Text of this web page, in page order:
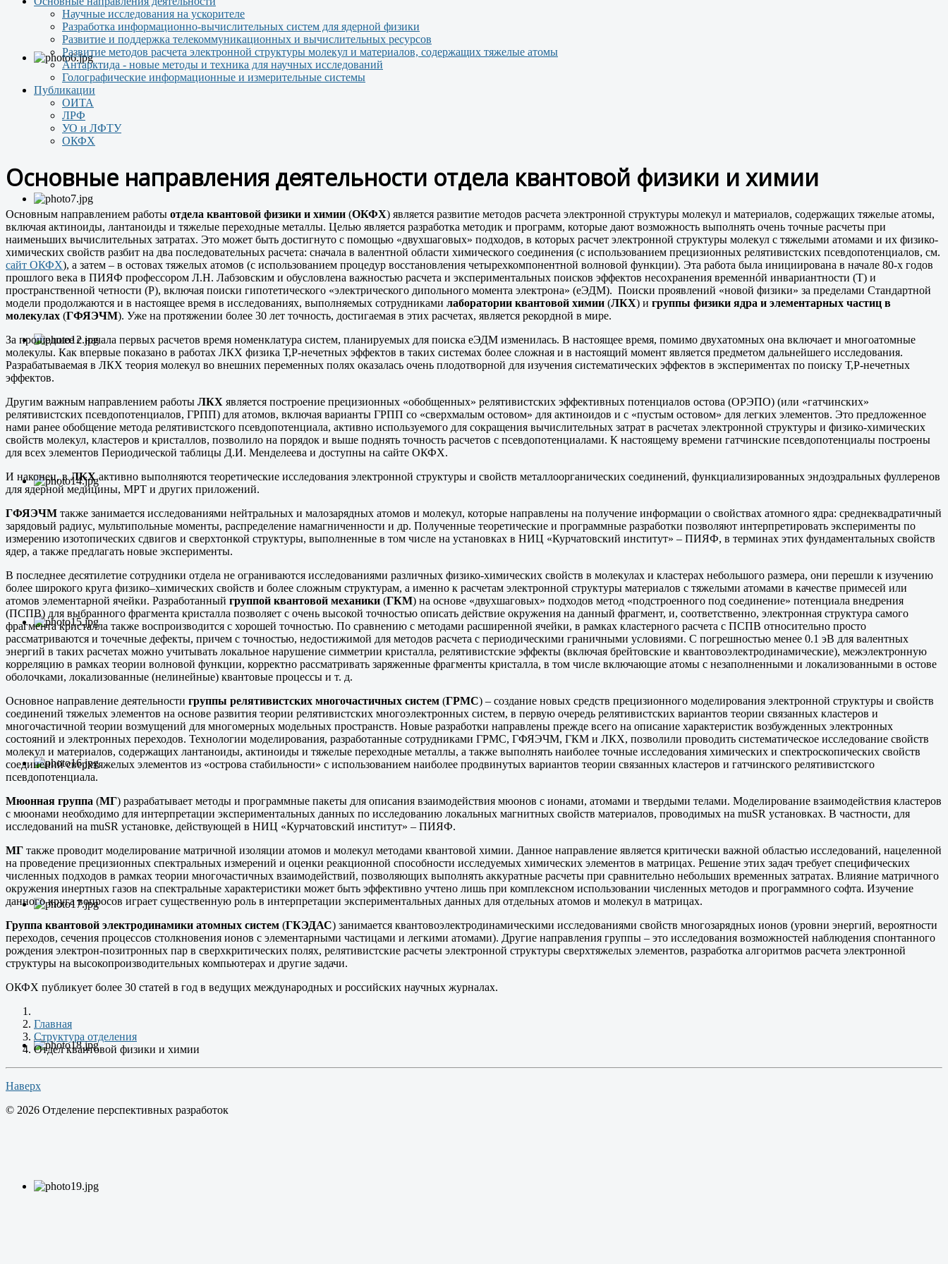
Научные исследования на ускорителе
Разработка информационно-вычислительных систем для ядерной физики
Развитие и поддержка телекоммуникационных и вычислительных ресурсов
Развитие методов расчета электронной структуры молекул и материалов, содержащих тяжелые атомы
Антарктида - новые методы и техника для научных исследований
Голографические информационные и измерительные системы
Публикации
ОИТА
ЛРФ
УО и ЛФТУ
ОКФХ
Основные направления деятельности отдела квантовой физики и химии
Основным направлением работы отдела квантовой физики и химии (ОКФХ) является развитие методов расчета электронной структуры молекул и материалов, содержащих тяжелые атомы,
включая актиноиды, лантаноиды и тяжелые переходные металлы. Целью является разработка методик и программ, которые дают возможность выполнять очень точные расчеты при
наименьших вычислительных затратах. Это может быть достигнуто с помощью «двухшаговых» подходов, в которых расчет электронной структуры молекул с тяжелыми атомами и их физико-
химических свойств разбит на два последовательных расчета: сначала в валентной области химического соединения (с использованием прецизионных релятивистских псевдопотенциалов, см.
сайт ОКФХ), а затем ‒ в остовах тяжелых атомов (с использованием процедур восстановления четырехкомпонентной волновой функции). Эта работа была инициирована в начале 80-х годов
прошлого века в ПИЯФ профессором Л.Н. Лабзовским и обусловлена важностью расчета и экспериментальных поисков эффектов несохранения временнóй инвариантности (Т) и
пространственной четности (P), включая поиски гипотетического «электрического дипольного момента электрона» (eЭДМ). Поиски проявлений «новой физики» за пределами Стандартной
модели продолжаются и в настоящее время в исследованиях, выполняемых сотрудниками лаборатории квантовой химии (ЛКХ) и группы физики ядра и элементарных частиц в
молекулах (ГФЯЭЧМ). Уже на протяжении более 30 лет точность, достигаемая в этих расчетах, является рекордной в мире.
За прошедшее с начала первых расчетов время номенклатура систем, планируемых для поиска еЭДМ изменилась. В настоящее время, помимо двухатомных она включает и многоатомные
молекулы. Как впервые показано в работах ЛКХ физика Т,Р-нечетных эффектов в таких системах более сложная и в настоящий момент является предметом дальнейшего исследования.
Разрабатываемая в ЛКХ теория молекул во внешних переменных полях оказалась очень плодотворной для изучения систематических эффектов в экспериментах по поиску Т,Р-нечетных
эффектов.
Другим важным направлением работы ЛКХ является построение прецизионных «обобщенных» релятивистских эффективных потенциалов остова (ОРЭПО) (или «гатчинских»
релятивистских псевдопотенциалов, ГРПП) для атомов, включая варианты ГРПП со «сверхмалым остовом» для актиноидов и с «пустым остовом» для легких элементов. Это предложенное
нами ранее обобщение метода релятивистского псевдопотенциала, активно используемого для сокращения вычислительных затрат в расчетах электронной структуры и физико-химических
свойств молекул, кластеров и кристаллов, позволило на порядок и выше поднять точность расчетов с псевдопотенциалами. К настоящему времени гатчинские псевдопотенциалы построены
для всех элементов Периодической таблицы Д.И. Менделеева и доступны на сайте ОКФХ.
И наконец, вЛКХактивно выполняются теоретические исследования электронной структуры и свойств металлоорганических соединений, функциализированных эндоэдральных фуллеренов
для ядерной медицины, МРТ и других приложений.
ГФЯЭЧМ также занимается исследованиями нейтральных и малозарядных атомов и молекул, которые направлены на получение информации о свойствах атомного ядра: среднеквадратичный
зарядовый радиус, мультипольные моменты, распределение намагниченности и др. Полученные теоретические и программные разработки позволяют интерпретировать эксперименты по
измерению изотопических сдвигов и сверхтонкой структуры, выполненные в том числе на установках в НИЦ «Курчатовский институт» – ПИЯФ, в терминах этих фундаментальных свойств
ядер, а также предлагать новые эксперименты.
В последнее десятилетие сотрудники отдела не ограниваются исследованиями различных физико-химических свойств в молекулах и кластерах небольшого размера, они перешли к изучению
более широкого круга физико–химических свойств и более сложным структурам, а именно к расчетам электронной структуры материалов с тяжелыми атомами в качестве примесей или
атомов элементарной ячейки. Разработанный группой квантовой механики (ГКМ) на основе «двухшаговых» подходов метод «подстроенного под соединение» потенциала внедрения
(ПСПВ) для выбранного фрагмента кристалла позволяет с очень высокой точностью описать действие окружения на данный фрагмент, и, соответственно, электронная структура самого
фрагмента кристалла также воспроизводится с хорошей точностью. По сравнению с методами расширенной ячейки, в рамках кластерного расчета с ПСПВ относительно просто
рассматриваются и точечные дефекты, причем с точностью, недостижимой для методов расчета с периодическими граничными условиями. С погрешностью менее 0.1 эВ для валентных
энергий в таких расчетах можно учитывать локальное нарушение симметрии кристалла, релятивистские эффекты (включая брейтовские и квантовоэлектродинамические), межэлектронную
корреляцию в рамках теории волновой функции, корректно рассматривать заряженные фрагменты кристалла, в том числе включающие атомы с незаполненными и локализованными в остове
оболочками, локализованные (нелинейные) квантовые процессы и т. д.
Основное направление деятельности группы релятивистских многочастичных систем (ГРМС) ‒ создание новых средств прецизионного моделирования электронной структуры и свойств
соединений тяжелых элементов на основе развития теории релятивистских многоэлектронных систем, в первую очередь релятивистских вариантов теории связанных кластеров и
многочастичной теории возмущений для многомерных модельных пространств. Новые разработки направлены прежде всего на описание характеристик возбужденных электронных
состояний и электронных переходов. Технологии моделирования, разработанные сотрудниками ГРМС, ГФЯЭЧМ, ГКМ и ЛКХ, позволили проводить систематическое исследование свойств
молекул и материалов, содержащих лантаноиды, актиноиды и тяжелые переходные металлы, а также выполнять наиболее точные исследования химических и спектроскопических свойств
соединений сверхтяжелых элементов из «острова стабильности» с использованием наиболее продвинутых вариантов теории связанных кластеров и гатчинского релятивистского
псевдопотенциала.
Мюонная группа (МГ) разрабатывает методы и программные пакеты для описания взаимодействия мюонов с ионами, атомами и твердыми телами. Моделирование взаимодействия кластеров
с мюонами необходимо для интерпретации экспериментальных данных по исследованию локальных магнитных свойств материалов, проводимых на muSR установках. В частности, для
исследований на muSR установке, действующей в НИЦ «Курчатовский институт» – ПИЯФ.
МГ также проводит моделирование матричной изоляции атомов и молекул методами квантовой химии. Данное направление является критически важной областью исследований, нацеленной
на проведение прецизионных спектральных измерений и оценки реакционной способности исследуемых химических элементов в матрицах. Решение этих задач требует специфических
численных подходов в рамках теории многочастичных взаимодействий, позволяющих выполнять аккуратные расчеты при сравнительно небольших временных затратах. Влияние матричного
окружения инертных газов на спектральные характеристики может быть эффективно учтено лишь при комплексном использовании численных методов и программного софта. Изучение
данного круга вопросов играет существенную роль в интерпретации экспериментальных данных для отдельных атомов и молекул в матрицах.
Группа квантовой электродинамики атомных систем (ГКЭДАС) занимается квантовоэлектродинамическими исследованиями свойств многозарядных ионов (уровни энергий, вероятности
переходов, сечения процессов столкновения ионов с элементарными частицами и легкими атомами). Другие направления группы – это исследования возможностей наблюдения спонтанного
рождения электрон-позитронных пар в сверхкритических полях, релятивистские расчеты электронной структуры сверхтяжелых элементов, разработка алгоритмов расчета электронной
структуры на высокопроизводительных компьютерах и другие задачи.
ОКФХ публикует более 30 статей в год в ведущих международных и российских научных журналах.
Главная
Структура отделения
Отдел квантовой физики и химии
Наверх
© 2026 Отделение перспективных разработок